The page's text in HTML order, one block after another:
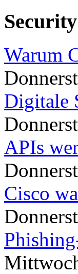
Warum
Digitale
APIs
Cisco